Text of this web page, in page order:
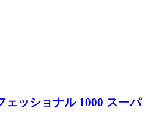
ェッショナル 1000 スーパ